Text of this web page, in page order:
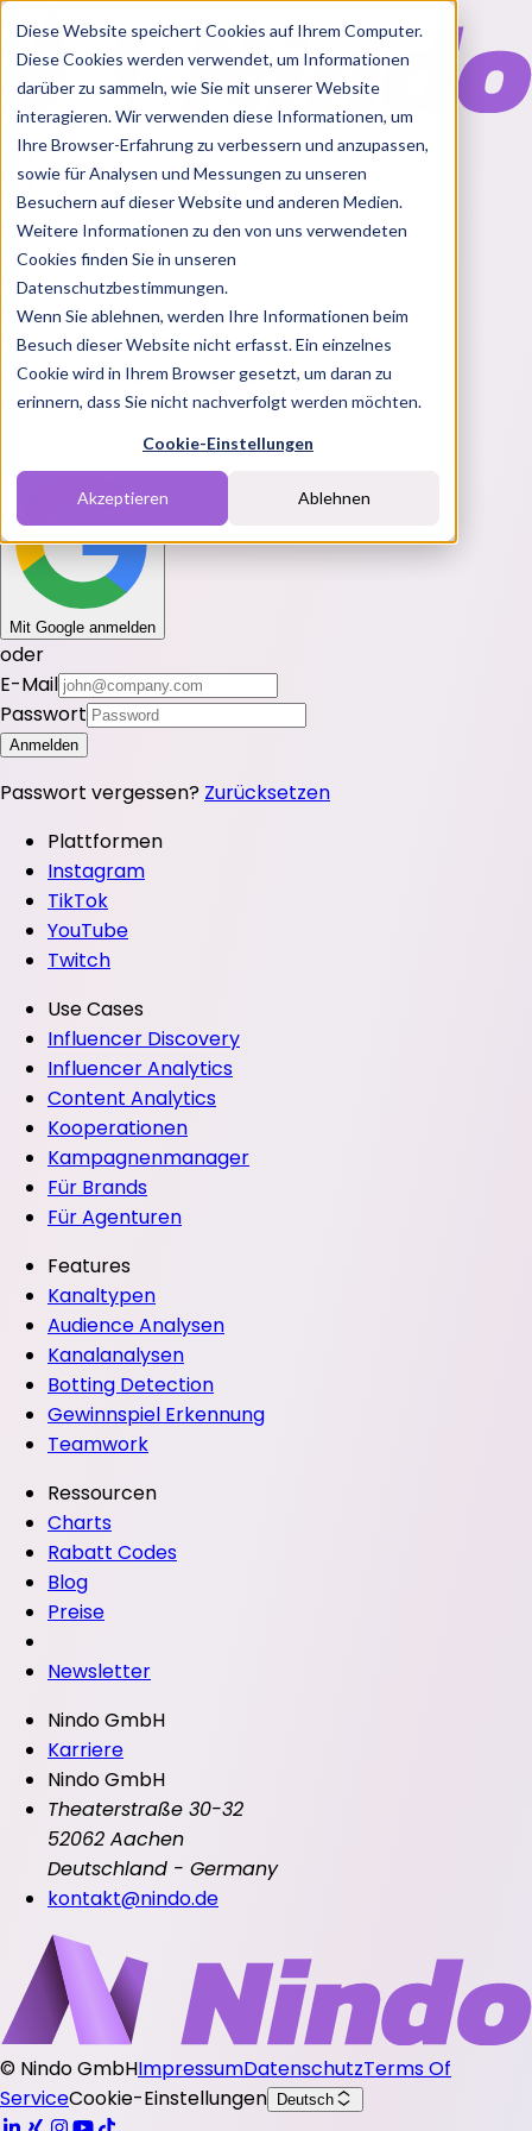
Diese Website speichert Cookies auf Ihrem Computer.
Diese Cookies werden verwendet, um Informationen
darüber zu sammeln, wie Sie mit unserer Website
interagieren. Wir verwenden diese Informationen, um
Ihre Browser-Erfahrung zu verbessern und anzupassen,
sowie für Analysen und Messungen zu unseren
Besuchern auf dieser Website und anderen Medien.
Weitere Informationen zu den von uns verwendeten
Cookies finden Sie in unseren
Datenschutzbestimmungen.
Wenn Sie ablehnen, werden Ihre Informationen beim
Besuch dieser Website nicht erfasst. Ein einzelnes
Cookie wird in Ihrem Browser gesetzt, um daran zu
erinnern, dass Sie nicht nachverfolgt werden möchten.
Cookie-Einstellungen
Akzeptieren Ablehnen
Features
Solutions
BlogChartsRabatt CodesPakete
Login
Melde dich bei Nindo an
Du hast noch keinen Account?
Mit Google anmelden
oder
E-Mail
Passwort
Anmelden
Passwort vergessen? Zurücksetzen
Plattformen
Instagram
TikTok
YouTube
Twitch
Use Cases
Influencer Discovery
Influencer Analytics
Content Analytics
Kooperationen
Kampagnenmanager
Für Brands
Für Agenturen
Features
Kanaltypen
Audience Analysen
Kanalanalysen
Botting Detection
Gewinnspiel Erkennung
Teamwork
Ressourcen
Charts
Rabatt Codes
Blog
Preise
Newsletter
Nindo GmbH
Karriere
Nindo GmbH
Theaterstraße 30-32
52062 Aachen
Deutschland - Germany
kontakt@nindo.de
© Nindo GmbHImpressumDatenschutzTerms Of
ServiceCookie-Einstellungen Deutsch